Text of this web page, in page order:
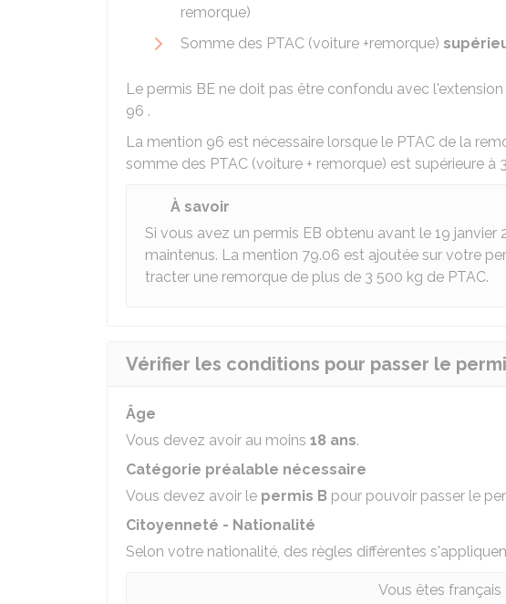
remorque)
Somme des PTAC (voiture +remorque)
Le permis BE ne doit pas être confondu avec
96 .
La mention 96 est nécessaire lorsque le PTAC de la
somme des PTAC (voiture + remorque) est supérieure à
À savoir
Si vous avez un permis EB obtenu avant le 19 janvier
maintenus. La mention 79.06 est ajoutée sur votre
tracter une remorque de plus de 3 500 kg de PTAC.
Vérifier les conditions pour passer le
Âge
Vous devez avoir au moins 18 ans.
Catégorie préalable nécessaire
Vous devez avoir le permis B pour pouvoir passer le
Citoyenneté - Nationalité
Selon votre nationalité, des règles différentes
Vous êtes français